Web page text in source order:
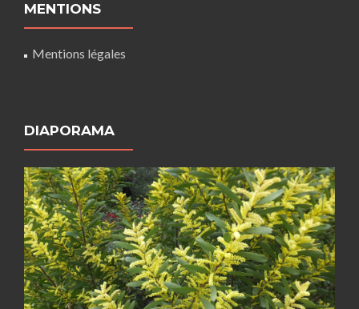
MENTIONS
Mentions légales
DIAPORAMA